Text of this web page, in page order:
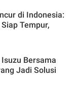
di Indonesia:
Tempur,
Bersama
Jadi Solusi